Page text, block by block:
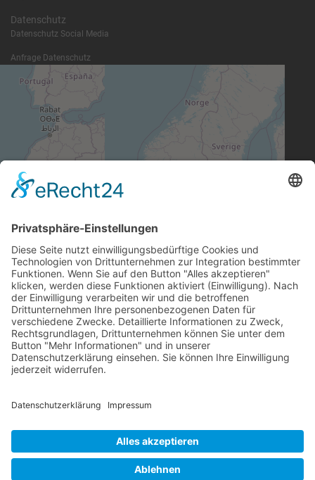
Datenschutz
Datenschutz Social Media
Anfrage Datenschutz
Kontakt
SR-Feedback
wichtige Termine
Information
Sachsen und Thüringen. Er ist als eingetragener Verein tätig und
gleichzeitig Veranstalter der Spiele der Regionalliga in
verschiedenen Ligen.
Die RLSO ist jetzt auch erreichbar unter der Adresse
Wir betreiben ...